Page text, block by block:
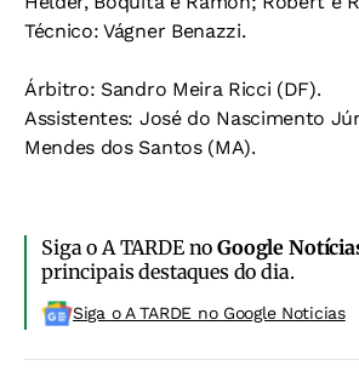
Técnico: Vágner Benazzi.
Árbitro: Sandro Meira Ricci (DF).
Assistentes: José do Nascimento
Mendes dos Santos (MA).
Siga o A TARDE noGoogle
principais destaques do dia.
Siga o A TARDE no Google Noticias